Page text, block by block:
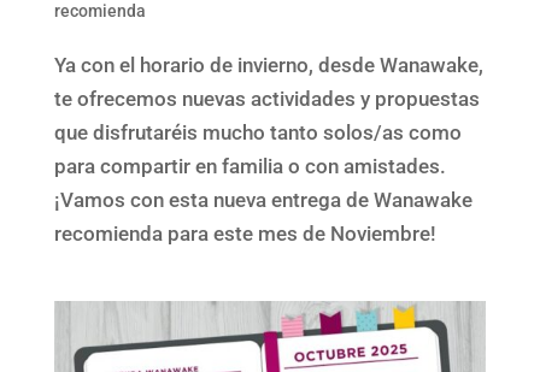
recomienda
Ya con el horario de invierno, desde Wanawake,
te ofrecemos nuevas actividades y propuestas
que disfrutaréis mucho tanto solos/as como
para compartir en familia o con amistades.
¡Vamos con esta nueva entrega de Wanawake
recomienda para este mes de Noviembre!